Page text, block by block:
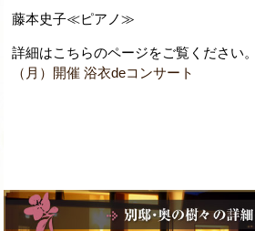
藤本史子≪ピアノ≫
詳細はこちらのページをご覧ください
（月）開催 浴衣deコンサート